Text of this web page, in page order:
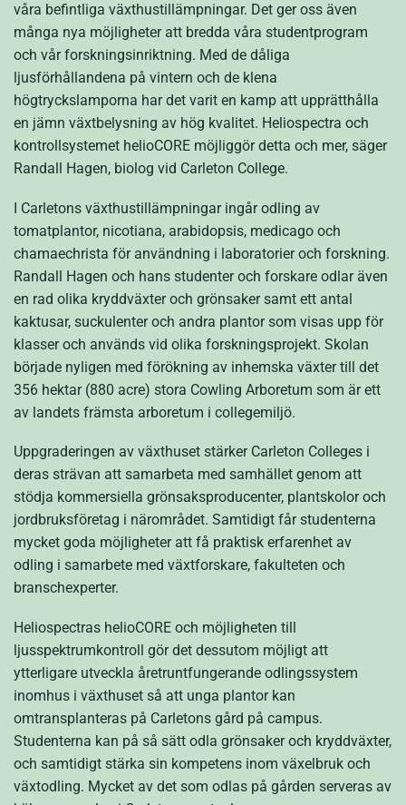
våra befintliga växthustillämpningar. Det ger oss även
många nya möjligheter att bredda våra studentprogram
och vår forskningsinriktning. Med de dåliga
ljusförhållandena på vintern och de klena
högtryckslamporna har det varit en kamp att upprätthålla
en jämn växtbelysning av hög kvalitet. Heliospectra och
kontrollsystemet helioCORE möjliggör detta och mer, säger
Randall Hagen, biolog vid Carleton College.
I Carletons växthustillämpningar ingår odling av
tomatplantor, nicotiana, arabidopsis, medicago och
chamaechrista för användning i laboratorier och forskning.
Randall Hagen och hans studenter och forskare odlar även
en rad olika kryddväxter och grönsaker samt ett antal
kaktusar, suckulenter och andra plantor som visas upp för
klasser och används vid olika forskningsprojekt. Skolan
började nyligen med förökning av inhemska växter till det
356 hektar (880 acre) stora Cowling Arboretum som är ett
av landets främsta arboretum i collegemiljö.
Uppgraderingen av växthuset stärker Carleton Colleges i
deras strävan att samarbeta med samhället genom att
stödja kommersiella grönsaksproducenter, plantskolor och
jordbruksföretag i närområdet. Samtidigt får studenterna
mycket goda möjligheter att få praktisk erfarenhet av
odling i samarbete med växtforskare, fakulteten och
branschexperter.
Heliospectras helioCORE och möjligheten till
ljusspektrumkontroll gör det dessutom möjligt att
ytterligare utveckla åretruntfungerande odlingssystem
inomhus i växthuset så att unga plantor kan
omtransplanteras på Carletons gård på campus.
Studenterna kan på så sätt odla grönsaker och kryddväxter,
och samtidigt stärka sin kompetens inom växelbruk och
växtodling. Mycket av det som odlas på gården serveras av